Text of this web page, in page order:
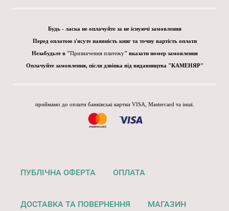
Будь - ласка не оплачуйте за не існуючі замовлення
Перед оплатою з'ясуте наявність книг та точну вартість оплати
Незабудьте в "Призначення платежу" вказати номер замовлення
Оплачуйте замовлення, після дзвінка від видавництва "КАМЕНЯР"
приймамо до оплати банківські картки VISA, Mastercard та інші.
ПУБЛІЧНА ОФЕРТА ОПЛАТА
ДОСТАВКА ТА ПОВЕРНЕННЯ МАГАЗИН